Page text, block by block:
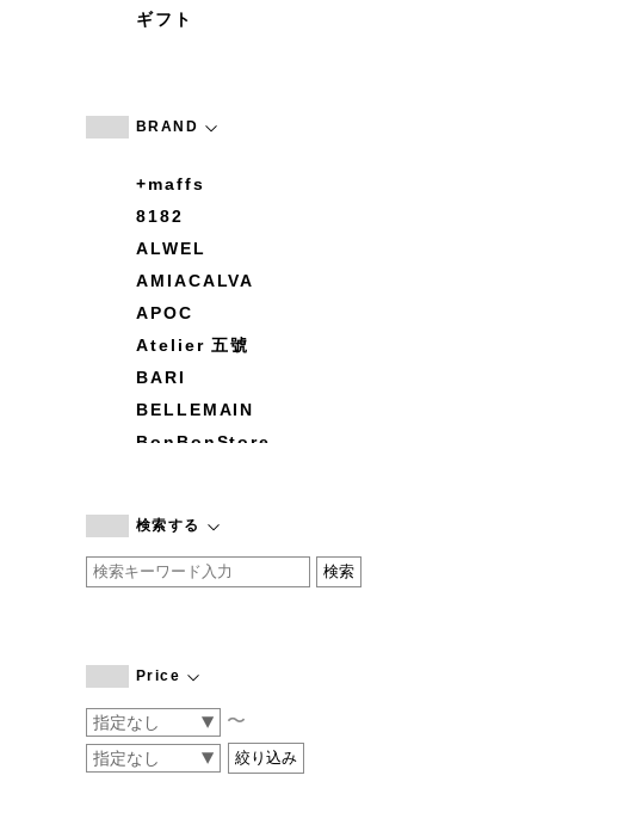
ギフト
BRAND
+maffs
8182
ALWEL
AMIACALVA
APOC
Atelier 五號
BARI
BELLEMAIN
BonBonStore
by basics
CATWORTH
COGTHEBIGSMOKE
CONVERSE
DEAN & DELUCA
検索する
Price
〜